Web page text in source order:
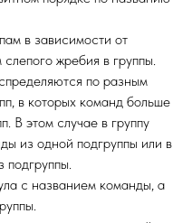
в зависимости от
жребия в группы.
по разным
в которых команд больше
В этом случае в группу
из одной подгруппы или в
подгруппы.
с названием команды, а